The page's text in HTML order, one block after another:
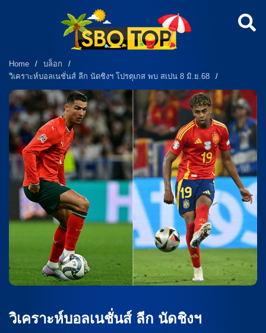
Home / บล็อก
/
วิเคราะห์บอลเนชั่นส์ ลีก นัดชิงฯ โปรตุเกส พบ สเปน 8 มิ.ย.68
/
วิเคราะห์บอลเนชั่นส์ ลีก นัดชิงฯ